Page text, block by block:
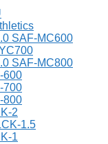
SAF-MC600
SAF-MC800
600
700
800
2
1.5
1